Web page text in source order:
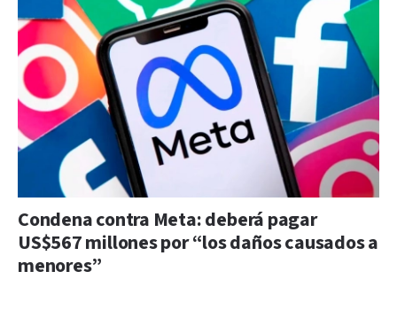
Condena contra Meta: deberá pagar
US$567 millones por “los daños causados a
menores”